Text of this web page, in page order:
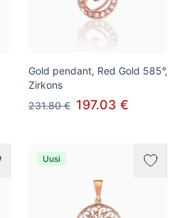
Gold pendant, Red Gold 585°,
Zirkons
231.80 € 197.03 €
Uusi